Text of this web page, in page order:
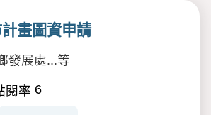
畫圖資申請
發展處...等
閱率 6